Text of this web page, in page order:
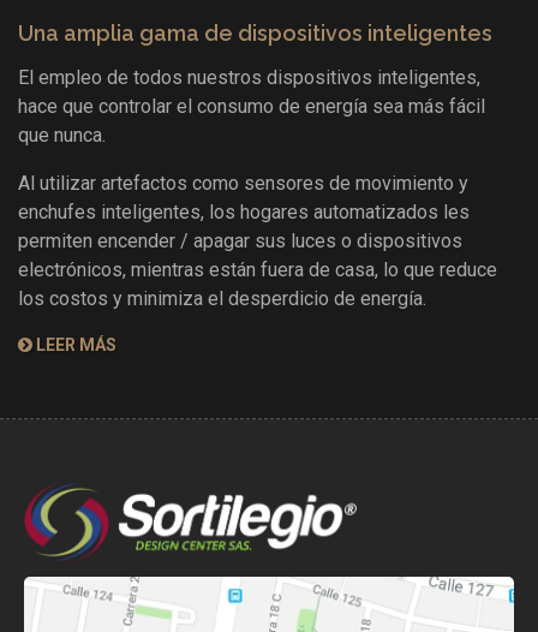
Una amplia gama de dispositivos inteligentes
El empleo de todos nuestros dispositivos inteligentes,
hace que controlar el consumo de energía sea más fácil
que nunca.
Al utilizar artefactos como sensores de movimiento y
enchufes inteligentes, los hogares automatizados les
permiten encender / apagar sus luces o dispositivos
electrónicos, mientras están fuera de casa, lo que reduce
los costos y minimiza el desperdicio de energía.
LEER MÁS